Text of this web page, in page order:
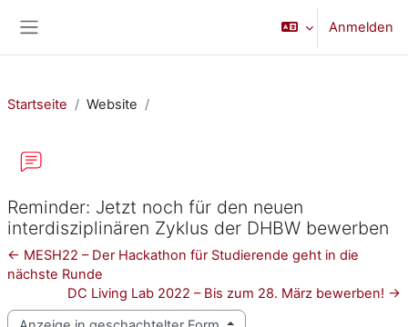
Anmelden
Startseite Website
Reminder: Jetzt noch für den neuen
interdisziplinären Zyklus der DHBW bewerben
← MESH22 – Der Hackathon für Studierende geht in die
nächste Runde
DC Living Lab 2022 – Bis zum 28. März bewerben! →
Anzeigemodus